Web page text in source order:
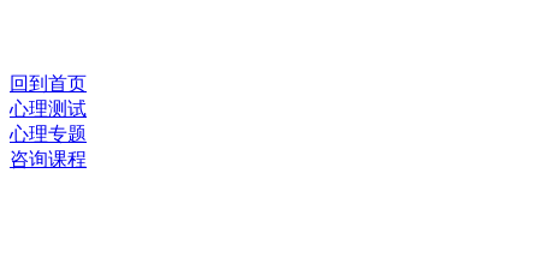
回到首页
心理测试
心理专题
咨询课程